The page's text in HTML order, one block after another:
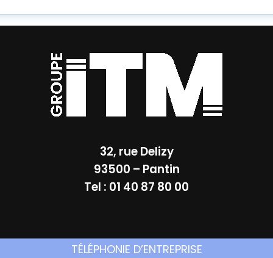
32, rue Delizy
93500 – Pantin
Tel : 01 40 87 80 00
TÉLÉPHONIE D’ENTREPRISE